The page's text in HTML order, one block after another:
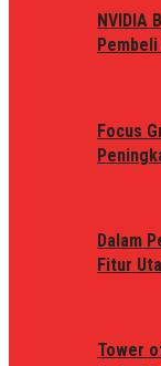
NVIDIA
Focus
Dalam
Fitur
Tower